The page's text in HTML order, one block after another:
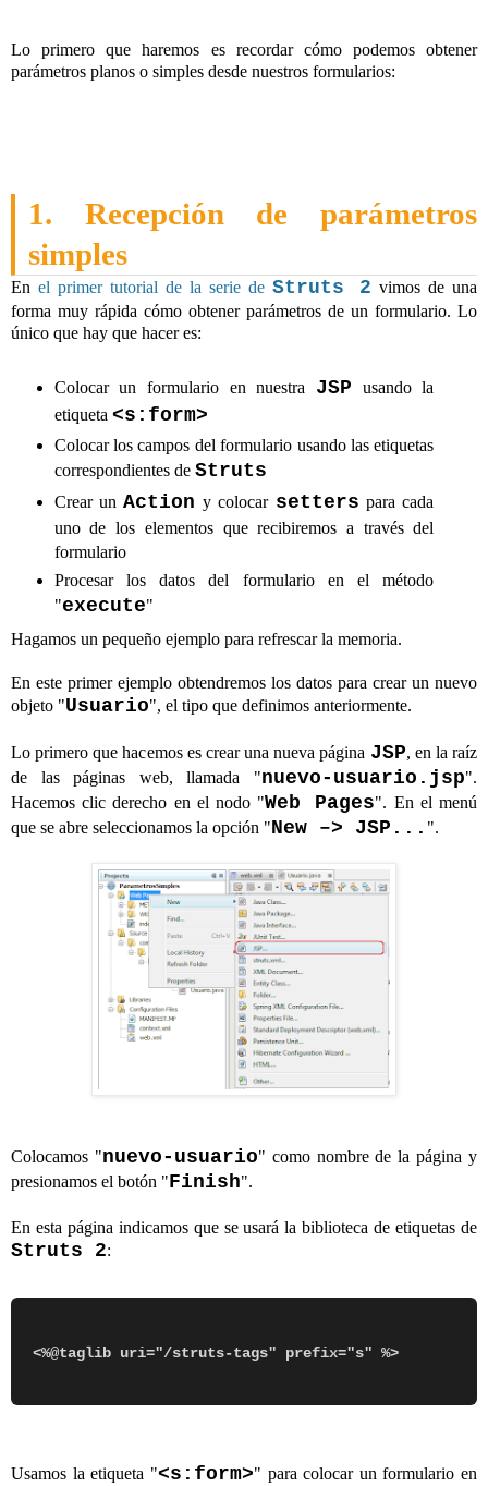
Lo primero que haremos es recordar cómo podemos obtener
parámetros planos o simples desde nuestros formularios:
1. Recepción de parámetros
simples
En el primer tutorial de la serie de Struts 2 vimos de una
forma muy rápida cómo obtener parámetros de un formulario. Lo
único que hay que hacer es:
Colocar un formulario en nuestra JSP usando la
etiqueta <s:form>
Colocar los campos del formulario usando las etiquetas
correspondientes de Struts
Crear unAction y colocar setters para cada
uno de los elementos que recibiremos a través del
formulario
Procesar los datos del formulario en el método
"execute"
Hagamos un pequeño ejemplo para refrescar la memoria.
En este primer ejemplo obtendremos los datos para crear un nuevo
objeto "Usuario", el tipo que definimos anteriormente.
Lo primero que hacemos es crear una nueva página JSP, en la raíz
de las páginas web, llamada "nuevo-usuario.jsp".
Hacemos clic derecho en el nodo "Web Pages". En el menú
que se abre seleccionamos la opción "New –> JSP... ".
Colocamos "nuevo-usuario" como nombre de la página y
presionamos el botón "Finish".
En esta página indicamos que se usará la biblioteca de etiquetas de
Struts 2:
Usamos la etiqueta "<s:form>" para colocar un formulario en